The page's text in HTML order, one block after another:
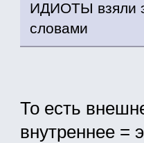
ИДИОТЫ взяли
словами
То есть
внутреннее =